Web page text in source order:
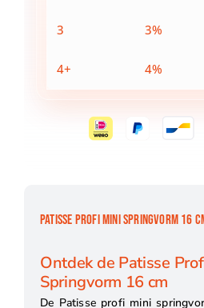
3 3%
4+ 4%
PATISSE PROFI MINI SPRINGVORM 16
Ontdek de Patisse
Springvorm 16 cm
De Patisse profi mini